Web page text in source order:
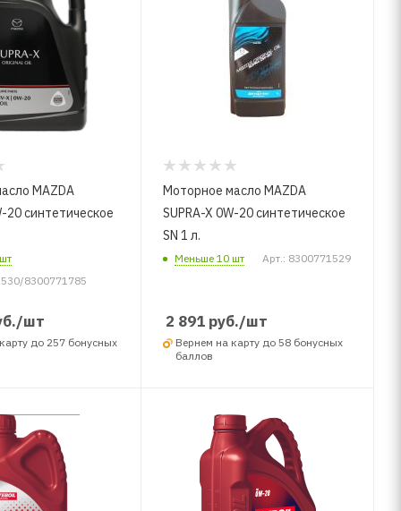
MAZDA
20 синтетическое
8300771785
/шт
до 257 бонусных
Моторное масло MAZDA
SUPRA-X 0W-20 синтетическое
SN 1 л.
Меньше 10 шт Арт.: 8300771529
2 891 руб./шт
Вернем на карту до 58 бонусных
баллов